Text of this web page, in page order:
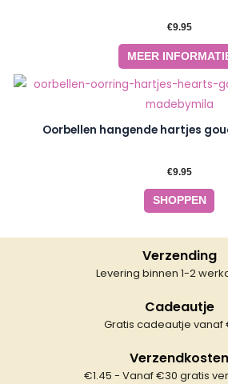
€9.95
MEER
Oorbellen hangende hartjes
€9.95
SHOPPEN
Verzending
Levering binnen 1-2
Cadeautje
Gratis cadeautje vanaf
Verzendkosten
€1.45 - Vanaf €30 gratis